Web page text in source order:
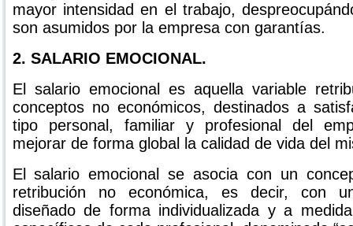
mayor intensidad en el trabajo,
son asumidos por la empresa con garantías.
2. SALARIO EMOCIONAL.
El salario emocional es aquella variable
conceptos no económicos, destinados a
tipo personal, familiar y profesional del
mejorar de forma global la calidad de vida del
El salario emocional se asocia con un
retribución no económica, es decir, con
diseñado de forma individualizada y a